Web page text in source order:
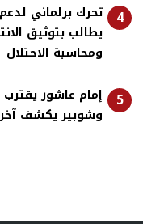
4
تحرك برلماني
يطالب بتوثيق
ومحاسبة الاحتلال
5
إمام عاشور
وشوبير يكشف